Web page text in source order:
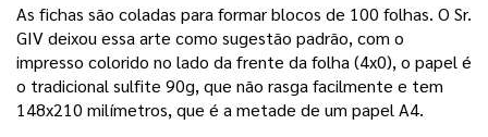
As fichas são coladas para formar blocos de 100 folhas. O Sr.
GIV deixou essa arte como sugestão padrão, com o
impresso colorido no lado da frente da folha (4x0), o papel é
o tradicional sulfite 90g, que não rasga facilmente e tem
148x210 milímetros, que é a metade de um papel A4.